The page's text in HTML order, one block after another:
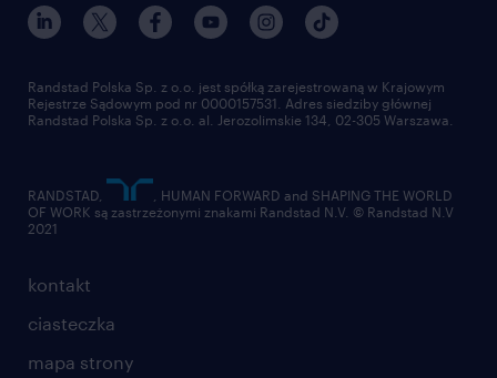
kontakt
ciasteczka
mapa strony
Randstad Polska Sp. z o.o. jest spółką zarejestrowaną w Krajowym
Rejestrze Sądowym pod nr 0000157531. Adres siedziby głównej
Randstad Polska Sp. z o.o. al. Jerozolimskie 134, 02-305 Warszawa.
RANDSTAD,
, HUMAN FORWARD and SHAPING THE WORLD
OF WORK są zastrzeżonymi znakami Randstad N.V. © Randstad N.V
2021